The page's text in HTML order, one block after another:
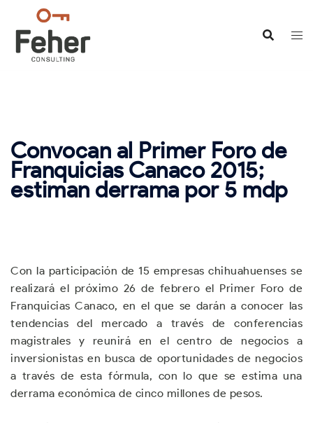
contenido
Convocan al Primer Foro de
Franquicias Canaco 2015;
estiman derrama por 5 mdp
Con la participación de 15 empresas chihuahuenses se
realizará el próximo 26 de febrero el Primer Foro de
Franquicias Canaco, en el que se darán a conocer las
tendencias del mercado a través de conferencias
magistrales y reunirá en el centro de negocios a
inversionistas en busca de oportunidades de negocios
a través de esta fórmula, con lo que se estima una
derrama económica de cinco millones de pesos.